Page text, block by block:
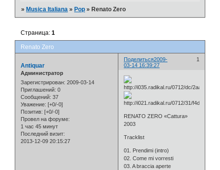
»Musica Italiana »Pop »Renato Zero
Renato Zero
Страница:1
Поделиться 1
2009-
03-14 16:39:27
Antiquar
Администратор
Зарегистрирован: 2009-03-14
Приглашений: 0
Сообщений: 37
Уважение: [+0/-0]
Позитив: [+0/-0]
Провел на форуме:
1 час 45 минут
Последний визит:
2013-12-09 20:15:27
RENATO ZERO «Cattura»
2003
Tracklist
01. Prendimi (intro)
02. Come mi vorresti
03. A braccia aperte